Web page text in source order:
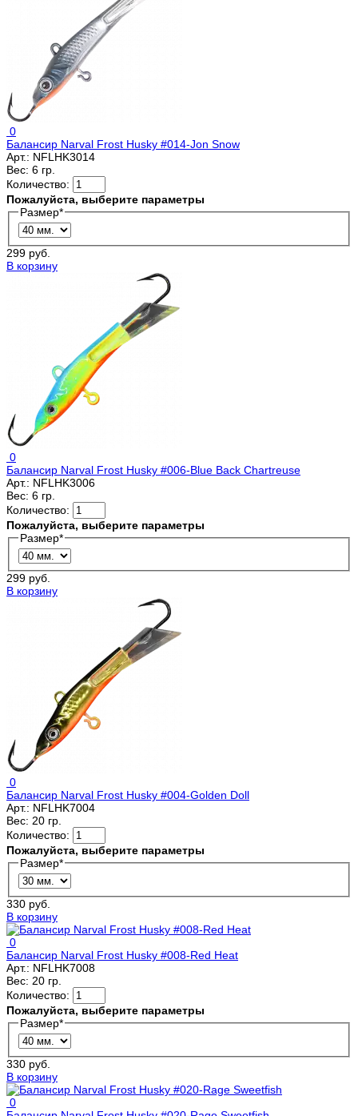
0
Балансир Narval Frost Husky #014-Jon Snow
Арт.: NFLHK3014
Вес: 6 гр.
Количество:
Пожалуйста, выберите параметры
Размер*
299 руб.
В корзину
0
Балансир Narval Frost Husky #006-Blue Back Chartreuse
Арт.: NFLHK3006
Вес: 6 гр.
Количество:
Пожалуйста, выберите параметры
Размер*
299 руб.
В корзину
0
Балансир Narval Frost Husky #004-Golden Doll
Арт.: NFLHK7004
Вес: 20 гр.
Количество:
Пожалуйста, выберите параметры
Размер*
330 руб.
В корзину
0
Балансир Narval Frost Husky #008-Red Heat
Арт.: NFLHK7008
Вес: 20 гр.
Количество:
Пожалуйста, выберите параметры
Размер*
330 руб.
В корзину
0